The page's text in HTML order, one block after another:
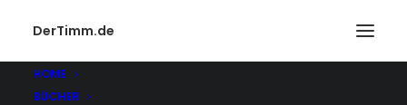
DerTimm.de
HOME
BÜCHER